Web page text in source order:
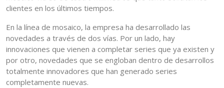
clientes en los últimos tiempos.
En la línea de mosaico, la empresa ha desarrollado las
novedades a través de dos vías. Por un lado, hay
innovaciones que vienen a completar series que ya existen y
por otro, novedades que se engloban dentro de desarrollos
totalmente innovadores que han generado series
completamente nuevas.